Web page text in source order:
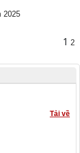
2025
1 2
Tải về